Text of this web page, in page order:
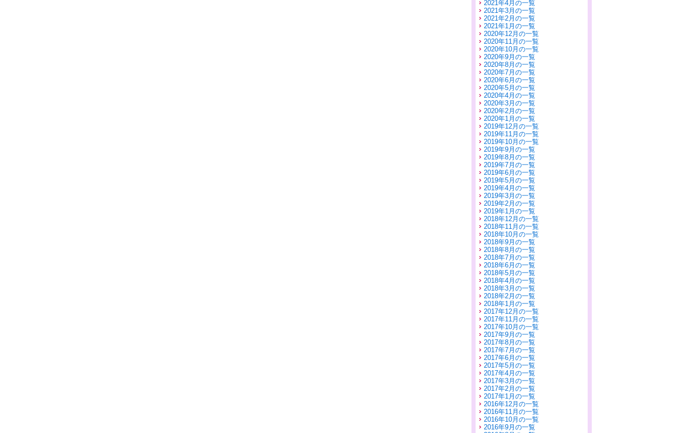
2021年4月の一覧
2021年3月の一覧
2021年2月の一覧
2021年1月の一覧
2020年12月の一覧
2020年11月の一覧
2020年10月の一覧
2020年9月の一覧
2020年8月の一覧
2020年7月の一覧
2020年6月の一覧
2020年5月の一覧
2020年4月の一覧
2020年3月の一覧
2020年2月の一覧
2020年1月の一覧
2019年12月の一覧
2019年11月の一覧
2019年10月の一覧
2019年9月の一覧
2019年8月の一覧
2019年7月の一覧
2019年6月の一覧
2019年5月の一覧
2019年4月の一覧
2019年3月の一覧
2019年2月の一覧
2019年1月の一覧
2018年12月の一覧
2018年11月の一覧
2018年10月の一覧
2018年9月の一覧
2018年8月の一覧
2018年7月の一覧
2018年6月の一覧
2018年5月の一覧
2018年4月の一覧
2018年3月の一覧
2018年2月の一覧
2018年1月の一覧
2017年12月の一覧
2017年11月の一覧
2017年10月の一覧
2017年9月の一覧
2017年8月の一覧
2017年7月の一覧
2017年6月の一覧
2017年5月の一覧
2017年4月の一覧
2017年3月の一覧
2017年2月の一覧
2017年1月の一覧
2016年12月の一覧
2016年11月の一覧
2016年10月の一覧
2016年9月の一覧